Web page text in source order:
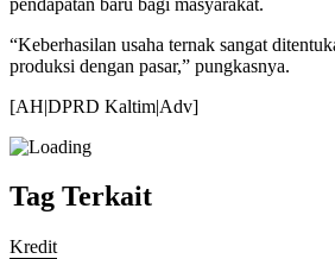
“Keberhasilan usaha ternak sangat
produksi dengan pasar,” pungkasnya.
[AH|DPRD Kaltim|Adv]
Tag Terkait
Kredit